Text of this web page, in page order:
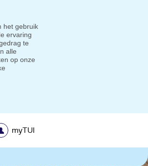
het gebruik
ervaring
te
alle
op onze
myTUI